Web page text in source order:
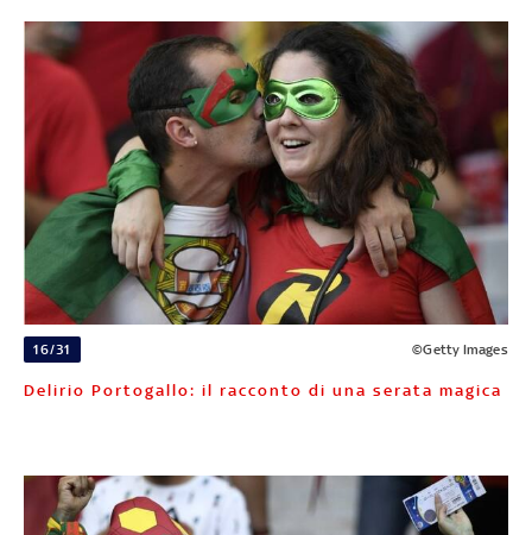
16/31 ©Getty Images
Delirio Portogallo: il racconto di una serata magica